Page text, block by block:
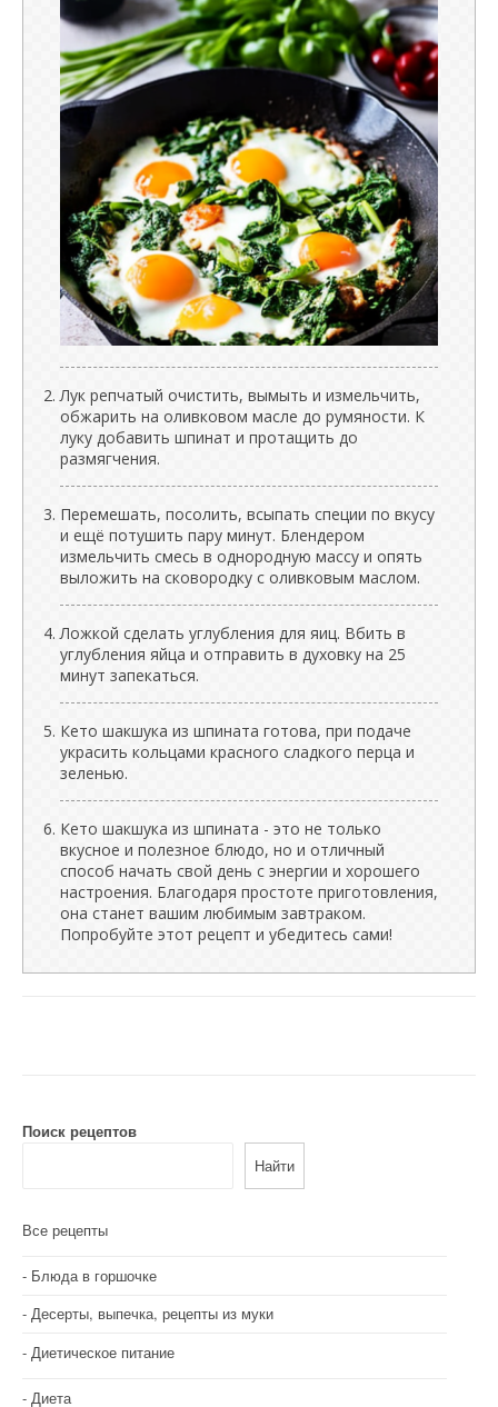
Лук репчатый очистить, вымыть и измельчить,
обжарить на оливковом масле до румяности. К
луку добавить шпинат и протащить до
размягчения.
Перемешать, посолить, всыпать специи по вкусу
и ещё потушить пару минут. Блендером
измельчить смесь в однородную массу и опять
выложить на сковородку с оливковым маслом.
Ложкой сделать углубления для яиц. Вбить в
углубления яйца и отправить в духовку на 25
минут запекаться.
Кето шакшука из шпината готова, при подаче
украсить кольцами красного сладкого перца и
зеленью.
Кето шакшука из шпината - это не только
вкусное и полезное блюдо, но и отличный
способ начать свой день с энергии и хорошего
настроения. Благодаря простоте приготовления,
она станет вашим любимым завтраком.
Попробуйте этот рецепт и убедитесь сами!
Поиск рецептов
Найти
Все рецепты
Блюда в горшочке
Десерты, выпечка, рецепты из муки
Диетическое питание
Диета